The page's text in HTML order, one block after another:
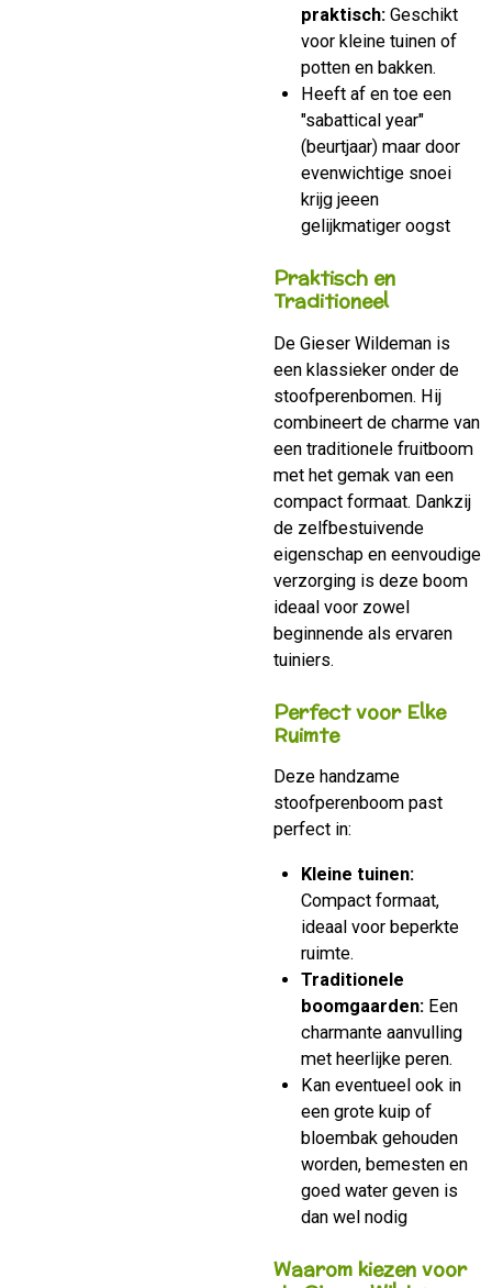
praktisch:Geschikt
voor kleine tuinen of
potten en bakken.
Heeft af en toe een
"sabattical year"
(beurtjaar) maar door
evenwichtige snoei
krijg jeeen
gelijkmatiger oogst
Praktisch en
Traditioneel
De Gieser Wildeman is
een klassieker onder de
stoofperenbomen. Hij
combineert de charme van
een traditionele fruitboom
met het gemak van een
compact formaat. Dankzij
de zelfbestuivende
eigenschap en eenvoudige
verzorging is deze boom
ideaal voor zowel
beginnende als ervaren
tuiniers.
Perfect voor Elke
Ruimte
Deze handzame
stoofperenboom past
perfect in:
Kleine tuinen:
Compact formaat,
ideaal voor beperkte
ruimte.
Traditionele
boomgaarden:Een
charmante aanvulling
met heerlijke peren.
Kan eventueel ook in
een grote kuip of
bloembak gehouden
worden, bemesten en
goed water geven is
dan wel nodig
Waarom kiezen voor